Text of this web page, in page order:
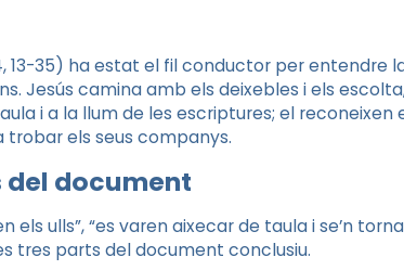
13-35) ha estat el fil conductor per entendre
Jesús camina amb els deixebles i els
i a la llum de les escriptures; el reconeixen
els seus companys.
del document
els ulls”, “es varen aixecar de taula i se’n
tres parts del document conclusiu.